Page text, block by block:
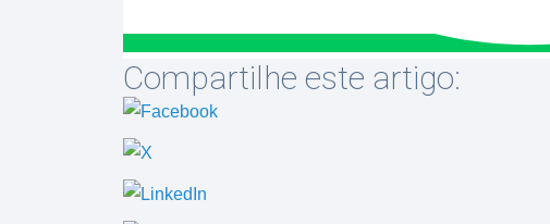
Compartilhe este artigo: